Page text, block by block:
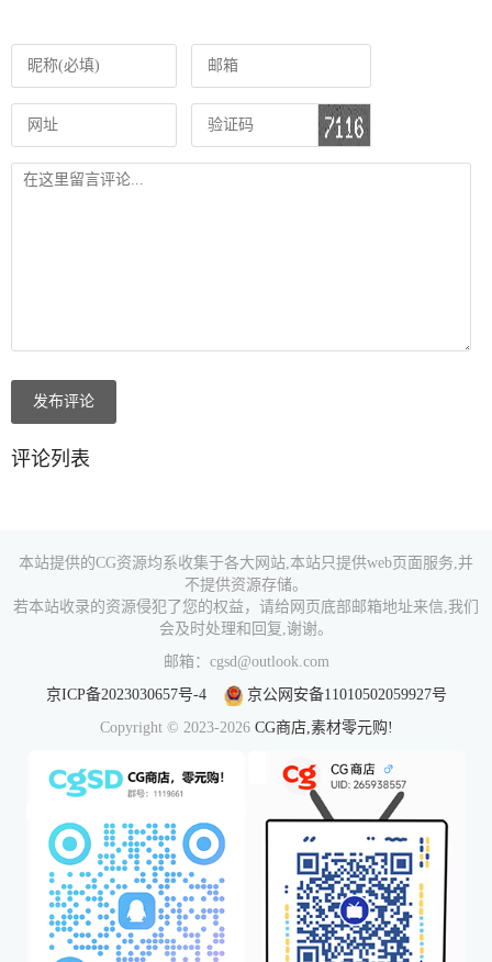
发布评论
评论列表
本站提供的CG资源均系收集于各大网站,本站只提供web页面服务,并
不提供资源存储。
若本站收录的资源侵犯了您的权益，请给网页底部邮箱地址来信,我们
会及时处理和回复,谢谢。
邮箱：cgsd@outlook.com
京ICP备2023030657号-4
京公网安备11010502059927号
Copyright © 2023-2026 CG商店,素材零元购!